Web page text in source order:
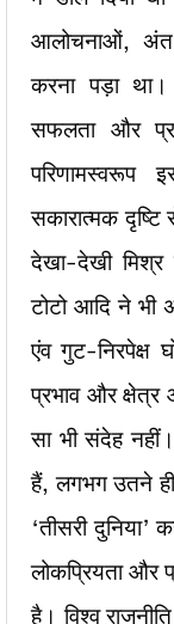
आलोचनाओं, अंत
करना पड़ा
सफलता और
परिणामस्वरूप
सकारात्मक
देखा-देखी मिश्र
टोटो आदि ने भी
एंव गुट-
प्रभाव और
सा भी संदेह
हैं, लगभग उतने
‘तीसरी
लोकप्रियता और
है। विश्व